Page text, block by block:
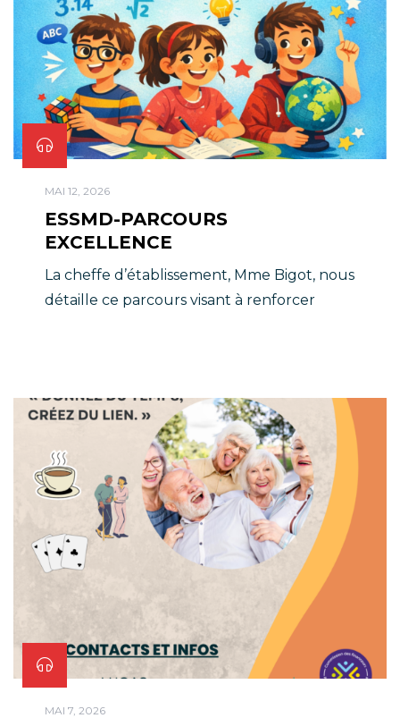
MAI 12, 2026
ESSMD-PARCOURS
EXCELLENCE
La cheffe d’établissement, Mme Bigot, nous
détaille ce parcours visant à renforcer
articulé autour des mathématiques, de la
lecture, de la culture générale, de l’oral et
de la participation à des concours.
MAI 7, 2026